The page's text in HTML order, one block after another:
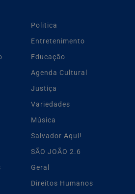
Politica
Entretenimento
Educação
Agenda Cultural
Justiça
Variedades
Música
Salvador Aqui!
SÃO JOÃO 2.6
Geral
Direitos Humanos